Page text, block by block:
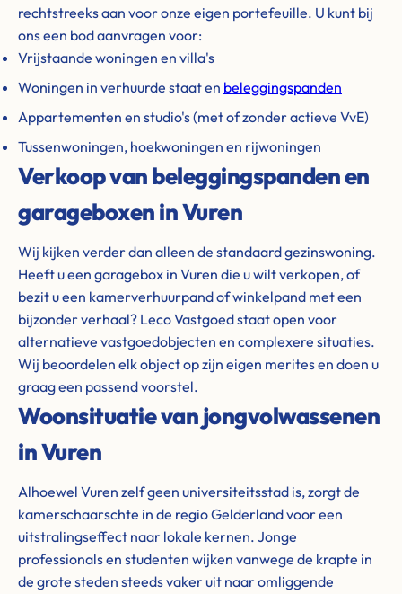
rechtstreeks aan voor onze eigen portefeuille. U kunt bij
ons een bod aanvragen voor:
Vrijstaande woningen en villa's
Woningen in verhuurde staat en beleggingspanden
Appartementen en studio's (met of zonder actieve VvE)
Tussenwoningen, hoekwoningen en rijwoningen
Verkoop van beleggingspanden en
garageboxen in Vuren
Wij kijken verder dan alleen de standaard gezinswoning.
Heeft u een garagebox in Vuren die u wilt verkopen, of
bezit u een kamerverhuurpand of winkelpand met een
bijzonder verhaal? Leco Vastgoed staat open voor
alternatieve vastgoedobjecten en complexere situaties.
Wij beoordelen elk object op zijn eigen merites en doen u
graag een passend voorstel.
Woonsituatie van jongvolwassenen
in Vuren
Alhoewel Vuren zelf geen universiteitsstad is, zorgt de
kamerschaarschte in de regio Gelderland voor een
uitstralingseffect naar lokale kernen. Jonge
professionals en studenten wijken vanwege de krapte in
de grote steden steeds vaker uit naar omliggende